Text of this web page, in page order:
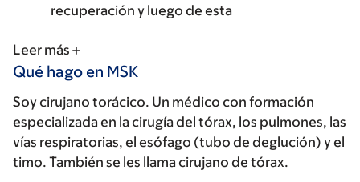
recuperación y luego de esta
Leer más
Qué hago en MSK
Soy cirujano torácico. Un médico con formación
especializada en la cirugía del tórax, los pulmones, las
vías respiratorias, el esófago (tubo de deglución) y el
timo. También se les llama cirujano de tórax.